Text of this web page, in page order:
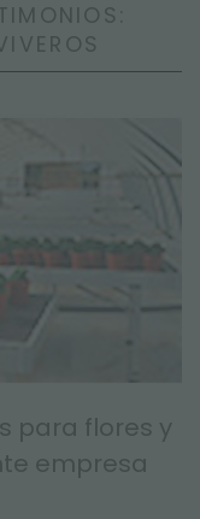
para flores y
empresa